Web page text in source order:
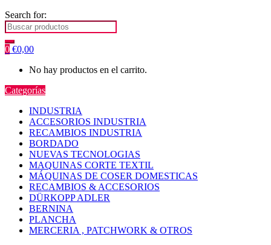
Search for:
0 €0,00
No hay productos en el carrito.
Categorías
INDUSTRIA
ACCESORIOS INDUSTRIA
RECAMBIOS INDUSTRIA
BORDADO
NUEVAS TECNOLOGIAS
MAQUINAS CORTE TEXTIL
MÁQUINAS DE COSER DOMESTICAS
RECAMBIOS & ACCESORIOS
DÜRKOPP ADLER
BERNINA
PLANCHA
MERCERIA , PATCHWORK & OTROS